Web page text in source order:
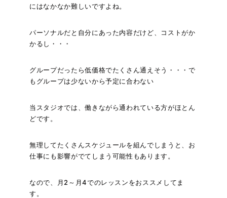
にはなかなか難しいですよね。
パーソナルだと自分にあった内容だけど、コストがか
かるし・・・
グループだったら低価格でたくさん通えそう・・・で
もグループは少ないから予定に合わない
当スタジオでは、働きながら通われている方がほとん
どです。
無理してたくさんスケジュールを組んでしまうと、お
仕事にも影響がでてしまう可能性もあります。
なので、月2～月4でのレッスンをおススメしてま
す。